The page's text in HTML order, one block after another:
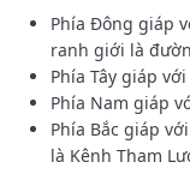
Phía Đông giáp
ranh giới là
Phía Tây giáp
Phía Nam giáp
Phía Bắc giáp
là Kênh Tham